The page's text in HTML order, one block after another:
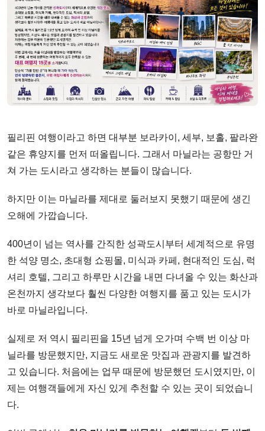
필리핀 여행이라고 하면 대부분 보라카이, 세부, 보홀, 팔라완
같은 휴양지를 먼저 떠올립니다. 그래서 마닐라는 공항만 거
쳐 가는 도시라고 생각하는 분들이 많습니다.
하지만 이는 마닐라를 제대로 둘러보지 못했기 때문에 생긴
오해에 가깝습니다.
400년이 넘는 역사를 간직한 성곽도시부터 세계적으로 유명
한 석양 명소, 초대형 쇼핑몰, 미식과 카페, 현대적인 도심, 럭
셔리 호텔, 그리고 하루만 시간을 내면 다녀올 수 있는 화산과
온천까지 생각보다 훨씬 다양한 여행지를 품고 있는 도시가
바로 마닐라입니다.
실제로 저 역시 필리핀을 15년 넘게 오가며 수백 번 이상 마
닐라를 방문했지만, 지금도 새로운 맛집과 관광지를 발견하
고 있습니다. 처음에는 업무 때문에 방문했던 도시였지만, 이
제는 여행객들에게 자신 있게 추천할 수 있는 곳이 되었습니
다.